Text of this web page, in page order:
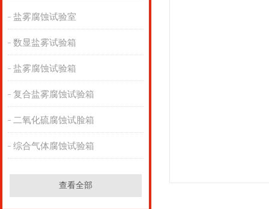
盐雾腐蚀试验室
数显盐雾试验箱
盐雾腐蚀试验箱
复合盐雾腐蚀试验箱
二氧化硫腐蚀试脸箱
综合气体腐蚀试验箱
查看全部